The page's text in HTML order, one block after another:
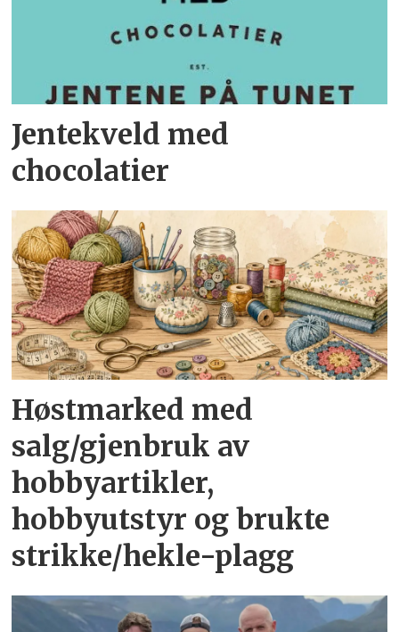
Jentekveld med
chocolatier
Høstmarked med
salg/gjenbruk av
hobbyartikler,
hobbyutstyr og brukte
strikke/hekle-plagg